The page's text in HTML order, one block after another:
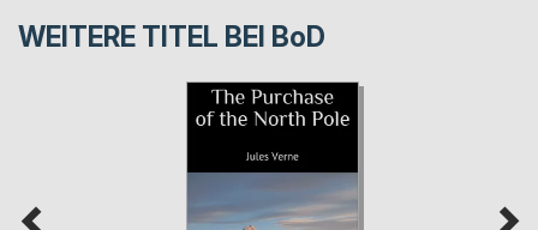
WEITERE TITEL BEI BoD